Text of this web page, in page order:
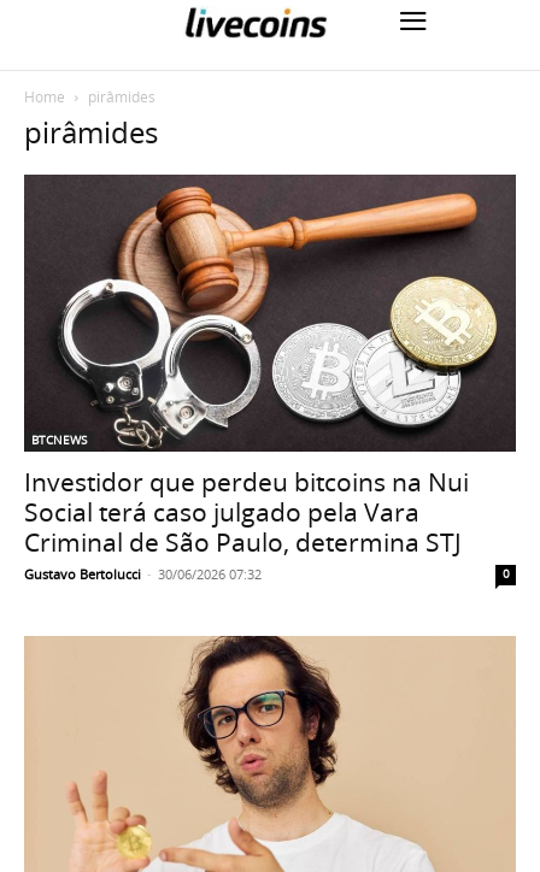
Home pirâmides
pirâmides
BTCNEWS
Investidor que perdeu bitcoins na Nui
Social terá caso julgado pela Vara
Criminal de São Paulo, determina STJ
Gustavo Bertolucci - 30/06/2026 07:32 0